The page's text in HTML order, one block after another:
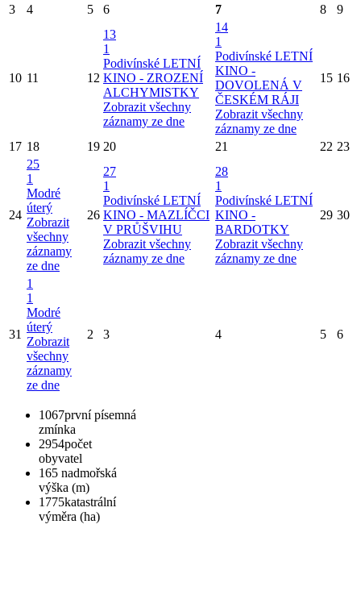
3 4 5 6 7 8 9
10 11 12
13
1
Podivínské LETNÍ
KINO - ZROZENÍ
ALCHYMISTKY
Zobrazit všechny
záznamy ze dne
14
1
Podivínské LETNÍ
KINO -
DOVOLENÁ V
ČESKÉM RÁJI
Zobrazit všechny
záznamy ze dne
15 16
17 18 19 20 21 22 23
24
25
1
Modré
úterý
Zobrazit
všechny
záznamy
ze dne
26
27
1
Podivínské LETNÍ
KINO - MAZLÍČCI
V PRŮŠVIHU
Zobrazit všechny
záznamy ze dne
28
1
Podivínské LETNÍ
KINO -
BARDOTKY
Zobrazit všechny
záznamy ze dne
29 30
31
1
1
Modré
úterý
Zobrazit
všechny
záznamy
ze dne
2 3 4 5 6
1067první písemná
zmínka
2954počet
obyvatel
165 nadmořská
výška (m)
1775katastrální
výměra (ha)